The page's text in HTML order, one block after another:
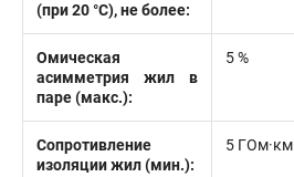
(при 20 °С), не более:
Омическая
асимметрия жил в
паре (макс.):
5 %
Сопротивление
изоляции жил (мин.):
5 ГОм·км